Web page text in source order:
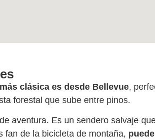
clásica es desde Bellevue,
forestal que sube entre pinos.
aventura. Es un sendero salvaje
fan de la bicicleta de montaña,